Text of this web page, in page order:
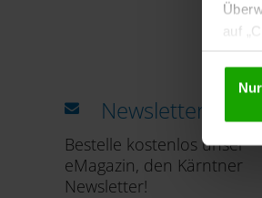
auf
Newsletter
Bestelle kostenlos unser
eMagazin, den Kärntner
Newsletter!